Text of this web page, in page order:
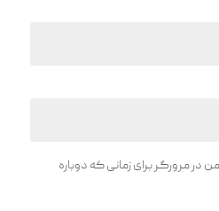
در مرورگر برای زمانی که دوباره